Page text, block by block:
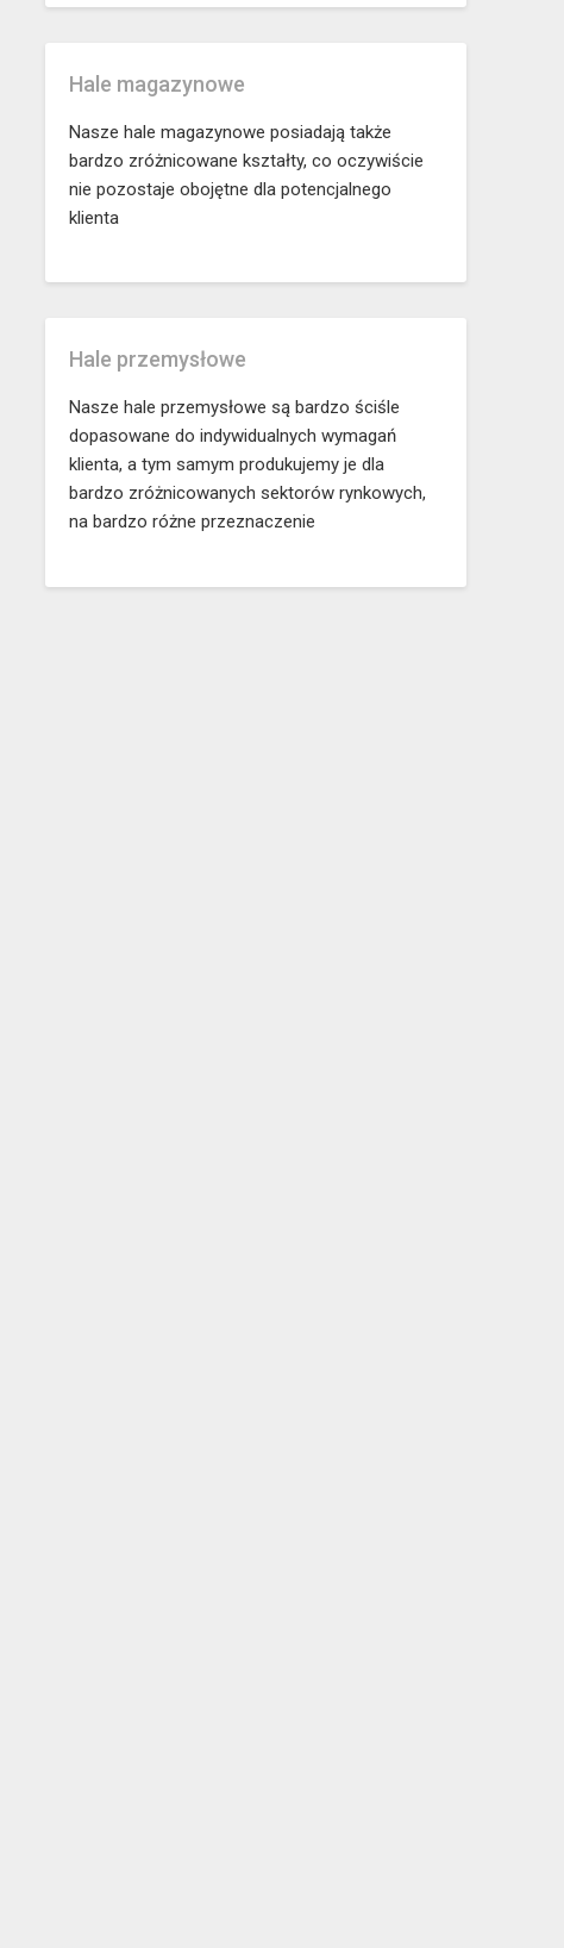
Hale magazynowe
Nasze hale magazynowe posiadają także
bardzo zróżnicowane kształty, co oczywiście
nie pozostaje obojętne dla potencjalnego
klienta
Hale przemysłowe
Nasze hale przemysłowe są bardzo ściśle
dopasowane do indywidualnych wymagań
klienta, a tym samym produkujemy je dla
bardzo zróżnicowanych sektorów rynkowych,
na bardzo różne przeznaczenie